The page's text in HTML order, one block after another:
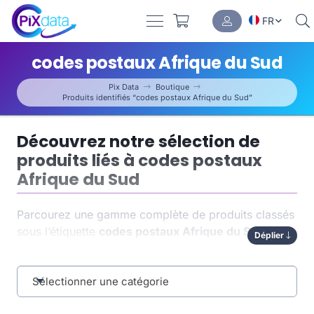
FR
codes postaux Afrique du Sud
Pix Data
Boutique
Produits identifiés “codes postaux Afrique du Sud”
Découvrez notre sélection de
produits liés à codes postaux
Afrique du Sud
Parcourez une gamme complète de produits classés
sous l’étiquette codes postaux Afrique du Sud.
Chaque article a été soigneusement indexé pour
vous permettre de trouver rapidement ce dont vous
avez besoin. Cette organisation par tag optimise non
seulement lanavigation, mais aussi la pertinence
Déplier
Sélectionner une catégorie